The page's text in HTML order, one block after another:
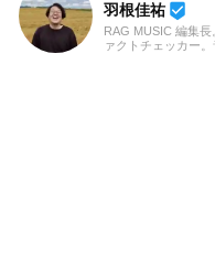
羽根佳祐 beenhere
RAG MUSIC 編集
ァクトチェッカー